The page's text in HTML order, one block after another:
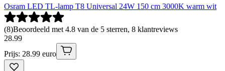
Osram LED TL-lamp T8 Universal 24W 150 cm 3000K warm wit
(8)Beoordeeld met 4.8 van de 5 sterren, 8 klantreviews
28.99
Prijs: 28.99 euro